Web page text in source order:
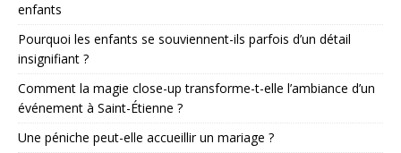
enfants
Pourquoi les enfants se souviennent-ils parfois d’un détail
insignifiant ?
Comment la magie close-up transforme-t-elle l’ambiance d’un
événement à Saint-Étienne ?
Une péniche peut-elle accueillir un mariage ?